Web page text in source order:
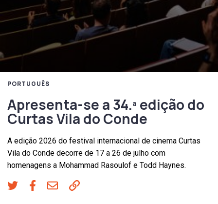
PORTUGUÊS
Apresenta-se a 34.ª edição do
Curtas Vila do Conde
A edição 2026 do festival internacional de cinema Curtas
Vila do Conde decorre de 17 a 26 de julho com
homenagens a Mohammad Rasoulof e Todd Haynes.